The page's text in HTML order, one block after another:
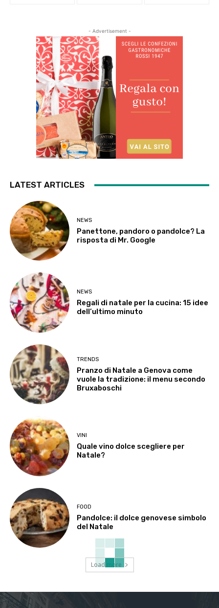
- Advertisement -
LATEST ARTICLES
NEWS
Panettone, pandoro o pandolce? La
risposta di Mr. Google
NEWS
Regali di natale per la cucina: 15 idee
dell’ultimo minuto
TRENDS
Pranzo di Natale a Genova come
vuole la tradizione: il menu secondo
Bruxaboschi
VINI
Quale vino dolce scegliere per
Natale?
FOOD
Pandolce: il dolce genovese simbolo
del Natale
Load more